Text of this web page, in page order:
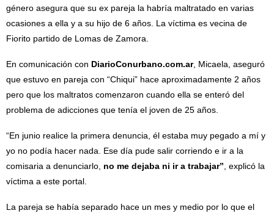
género asegura que su ex pareja la habría maltratado en varias
ocasiones a ella y a su hijo de 6 años. La víctima es vecina de
Fiorito partido de Lomas de Zamora.
En comunicación con DiarioConurbano.com.ar, Micaela, aseguró
que estuvo en pareja con “Chiqui” hace aproximadamente 2 años
pero que los maltratos comenzaron cuando ella se enteró del
problema de adicciones que tenía el joven de 25 años.
“En junio realice la primera denuncia, él estaba muy pegado a mí y
yo no podía hacer nada. Ese día pude salir corriendo e ir a la
comisaria a denunciarlo, no me dejaba ni ir a trabajar” , explicó la
víctima a este portal.
La pareja se había separado hace un mes y medio por lo que el